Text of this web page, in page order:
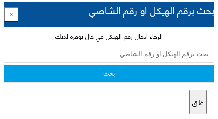
بحث برقم الهيكل او رقم الشاصي ×
الرجاء ادخال رقم الهيكل في حال توفره لديك
بحث
غلق